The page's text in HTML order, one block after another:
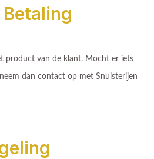
product van de klant. Mocht er iets
dan contact op met Snuisterijen